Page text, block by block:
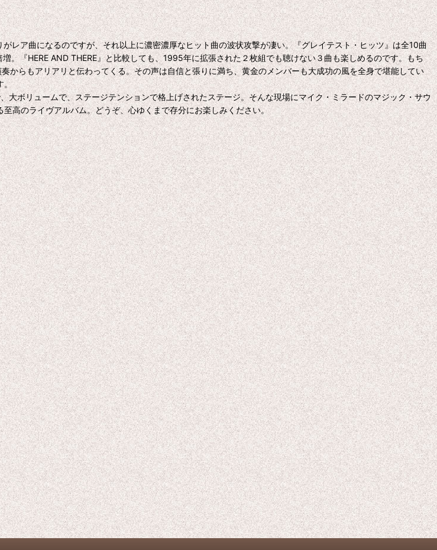
ア曲になるのですが、それ以上に濃密濃厚なヒット曲の波状攻撃が凄い。『グレイテスト・ヒッツ』は全10曲
『HERE AND THERE』と比較しても、1995年に拡張された２枚組でも聴けない３曲も楽しめるのです。もち
らもアリアリと伝わってくる。その声は自信と張りに満ち、黄金のメンバーも大成功の風を全身で堪能してい
。
ボリュームで、ステージテンションで格上げされたステージ。そんな現場にマイク・ミラードのマジック・サウ
高のライヴアルバム。どうぞ、心ゆくまで存分にお楽しみください。